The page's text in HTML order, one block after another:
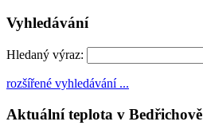
Vyhledávání
Hledaný výraz:
rozšířené vyhledávání ...
Aktuální teplota v Bedřichově